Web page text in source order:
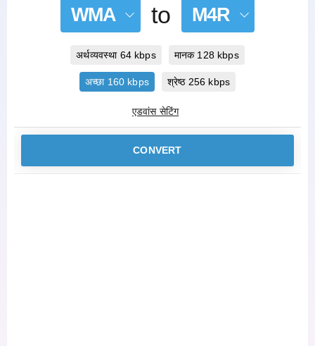
WMA to M4R
अर्थव्यवस्था 64 kbps मानक 128 kbps
अच्छा 160 kbps श्रेष्ठ 256 kbps
एडवांस सेटिंग
CONVERT